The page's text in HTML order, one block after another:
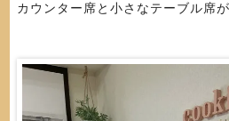
カウンター席と小さなテーブル席